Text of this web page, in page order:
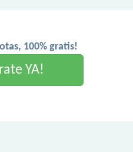
100% gratis!
YA!